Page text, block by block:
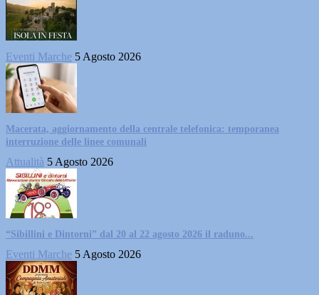
Eventi Marche 5 Agosto 2026
Macerata, aggiornamento della centrale telefonica: temporanea
interruzione delle linee comunali
Attualità 5 Agosto 2026
“Sibillini e Dintorni” dal 20 al 22 agosto 2026 il raduno...
Eventi Marche 5 Agosto 2026